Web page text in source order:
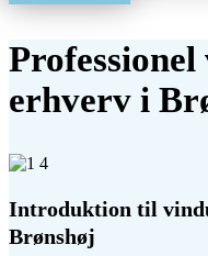
erhverv i
Introduktion til
Brønshøj